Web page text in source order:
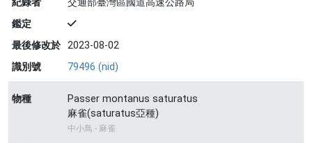
紀錄者
交通部臺灣區國道高速公路局
鑑定
最後修改於 2023-08-02
識別號
79496 (nid)
物種
Passer montanus saturatus
麻雀(saturatus亞種)
中小鳥 - 麻雀